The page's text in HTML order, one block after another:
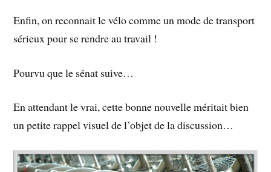
Enfin, on reconnait le vélo comme un mode de transport
sérieux pour se rendre au travail !
Pourvu que le sénat suive…
En attendant le vrai, cette bonne nouvelle méritait bien
un petite rappel visuel de l’objet de la discussion…